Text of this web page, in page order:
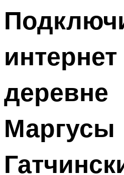
деревне
Маргусы